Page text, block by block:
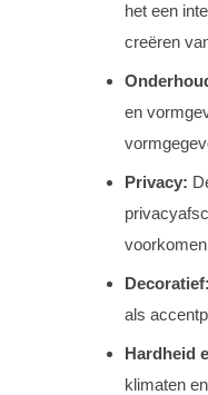
het een
creëren
en
Privacy:
Decoratief:
als
Hardheid
klimaten